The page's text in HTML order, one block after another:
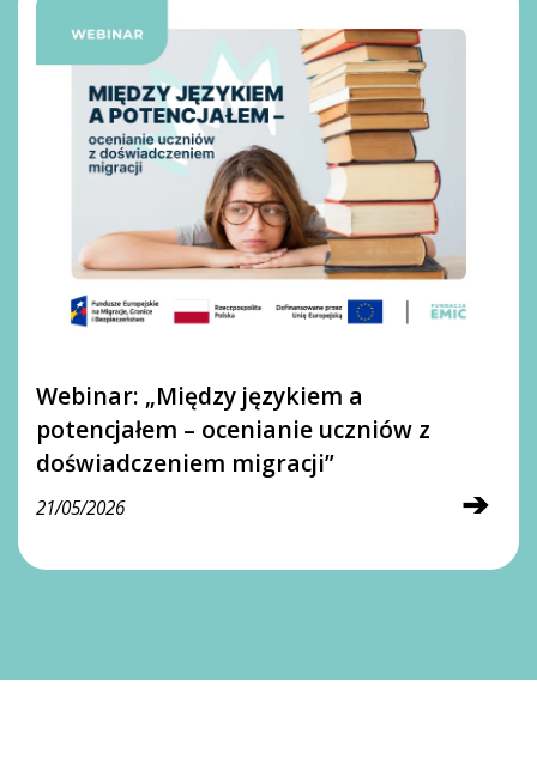
Webinar: „Między językiem a
potencjałem – ocenianie uczniów z
doświadczeniem migracji”
➔
21/05/2026